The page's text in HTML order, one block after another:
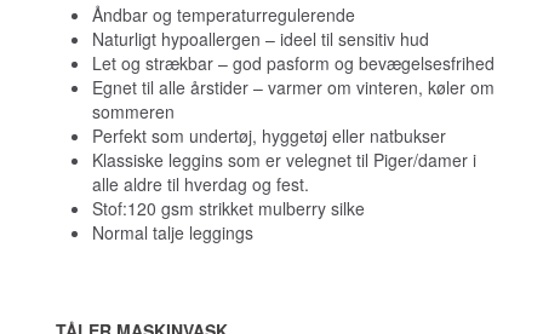
Åndbar og temperaturregulerende
Naturligt hypoallergen – ideel til sensitiv hud
Let og strækbar – god pasform og bevægelsesfrihed
Egnet til alle årstider – varmer om vinteren, køler om
sommeren
Perfekt som undertøj, hyggetøj eller natbukser
Klassiske leggins som er velegnet til Piger/damer i
alle aldre til hverdag og fest.
Stof:120 gsm strikket mulberry silke
Normal talje leggings